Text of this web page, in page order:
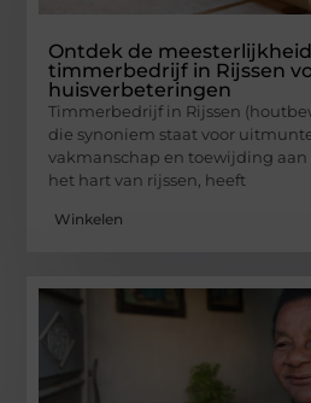
Ontdek de
timmerbedrijf in Rijssen
huisverbeteringen
Timmerbedrijf in Rijssen
die synoniem staat voor
vakmanschap en toewijding
het hart van rijssen, heeft
Winkelen